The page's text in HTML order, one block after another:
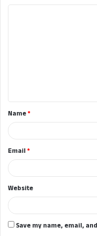
t
*Name*
Email*
Website
Save my name, email,